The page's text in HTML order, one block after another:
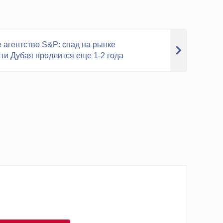
агентство S&P: спад на рынке
Дубая продлится еще 1-2 года